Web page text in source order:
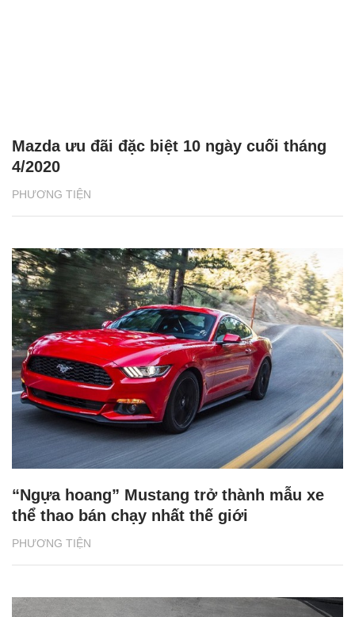
PHƯƠNG TIỆN
Mazda ưu đãi đặc biệt 10 ngày cuối tháng
4/2020
PHƯƠNG TIỆN
“Ngựa hoang” Mustang trở thành mẫu xe
thể thao bán chạy nhất thế giới